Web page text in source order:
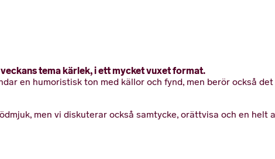
tema kärlek, i ett mycket vuxet format.
en humoristisk ton med källor och fynd, men berör också
men vi diskuterar också samtycke, orättvisa och en helt